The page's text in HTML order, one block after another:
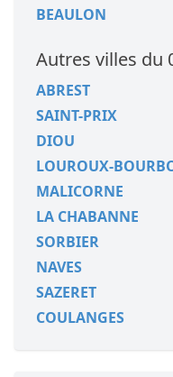
BEAULON
Autres villes du
ABREST
SAINT-PRIX
DIOU
LOUROUX-
MALICORNE
LA CHABANNE
SORBIER
NAVES
SAZERET
COULANGES